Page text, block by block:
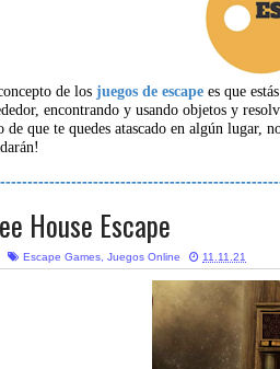
de losjuegos de escape es que
encontrando y usando objetos y
de que te quedes atascado en algún lugar,
House Escape
Escape Games Juegos Online 11.11.21